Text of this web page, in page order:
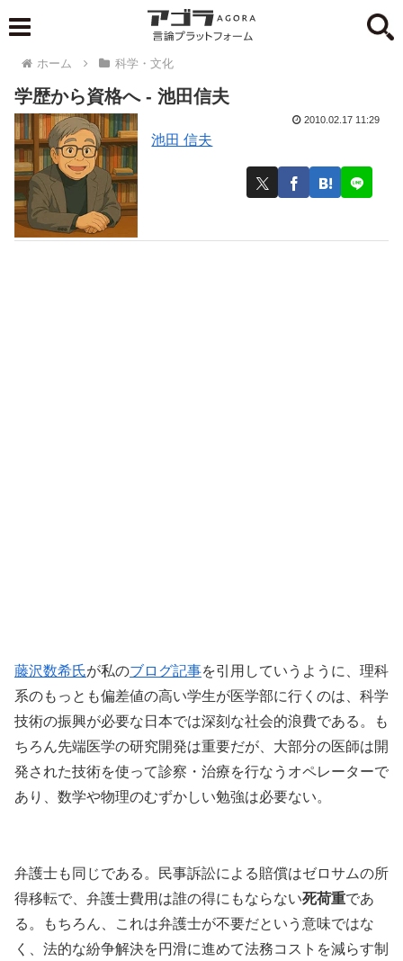
ホーム 科学・文化
学歴から資格へ - 池田信夫
池田 信夫
2010.02.17 11:29
藤沢数希氏が私のブログ記事を引用していうように、理科
系のもっとも偏差値の高い学生が医学部に行くのは、科学
技術の振興が必要な日本では深刻な社会的浪費である。も
ちろん先端医学の研究開発は重要だが、大部分の医師は開
発された技術を使って診察・治療を行なうオペレーターで
あり、数学や物理のむずかしい勉強は必要ない。
弁護士も同じである。民事訴訟による賠償はゼロサムの所
得移転で、弁護士費用は誰の得にもならない死荷重であ
る。もちろん、これは弁護士が不要だという意味ではな
く、法的な紛争解決を円滑に進めて法務コストを減らす制